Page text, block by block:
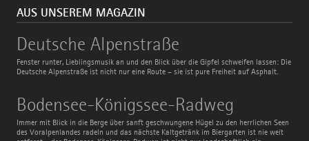
AUS UNSEREM MAGAZIN
Deutsche Alpenstraße
Fenster runter, Lieblingsmusik an und den Blick über die Gipfel schweifen lassen: Die
Deutsche Alpenstraße ist nicht nur eine Route – sie ist pure Freiheit auf Asphalt.
Deutsche
Alpenstraße
Bodensee-Königssee-Radweg
Immer mit Blick in die Berge über sanft geschwungene Hügel zu den herrlichen Seen
des Voralpenlandes radeln und das nächste Kaltgetränk im Biergarten ist nie weit
Bodensee-
Königssee-
Radweg